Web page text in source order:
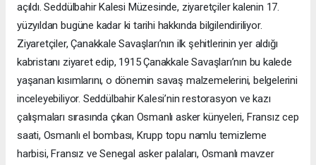
açıldı. Seddülbahir Kalesi Müzesinde, ziyaretçiler kalenin 17.
yüzyıldan bugüne kadar ki tarihi hakkında bilgilendiriliyor.
Ziyaretçiler, Çanakkale Savaşları’nın ilk şehitlerinin yer aldığı
kabristanı ziyaret edip, 1915 Çanakkale Savaşları’nın bu kalede
yaşanan kısımlarını, o dönemin savaş malzemelerini, belgelerini
inceleyebiliyor. Seddülbahir Kalesi’nin restorasyon ve kazı
çalışmaları sırasında çıkan Osmanlı asker künyeleri, Fransız cep
saati, Osmanlı el bombası, Krupp topu namlu temizleme
harbisi, Fransız ve Senegal asker palaları, Osmanlı mavzer